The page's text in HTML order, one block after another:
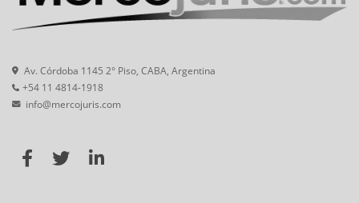
Av. Córdoba 1145 2° Piso, CABA, Argentina
+54 11 4814-1918
info@mercojuris.com